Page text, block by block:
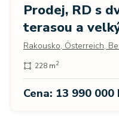
Prodej, RD s
terasou a
Rakousko, Österreich,
228 m2
Cena: 13 990 000